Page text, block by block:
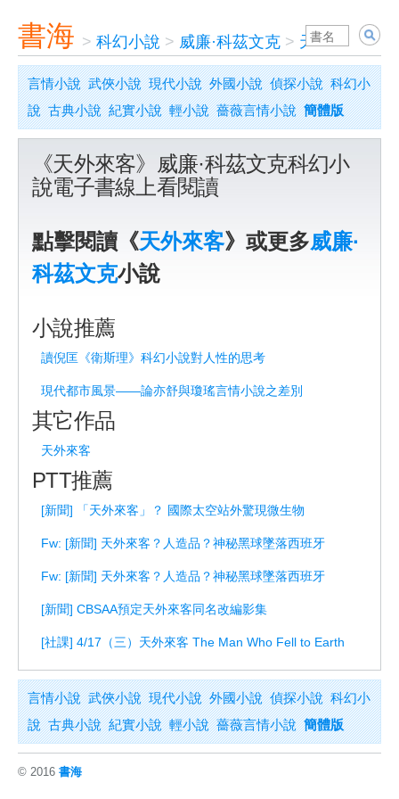
書海 > 科幻小說 > 威廉·科茲文克 > 天外來客
言情小說 武俠小說 現代小說 外國小說 偵探小說 科幻小
說 古典小說 紀實小說 輕小說 薔薇言情小說 簡體版
《天外來客》威廉·科茲文克科幻小
說電子書線上看閱讀
點擊閱讀《天外來客》或更多威廉·
科茲文克小說
小說推薦
讀倪匡《衛斯理》科幻小說對人性的思考
現代都市風景——論亦舒與瓊瑤言情小說之差別
其它作品
天外來客
PTT推薦
[新聞] 「天外來客」？ 國際太空站外驚現微生物
Fw: [新聞] 天外來客？人造品？神秘黑球墜落西班牙
Fw: [新聞] 天外來客？人造品？神秘黑球墜落西班牙
[新聞] CBSAA預定天外來客同名改編影集
[社課] 4/17（三）天外來客 The Man Who Fell to Earth
言情小說 武俠小說 現代小說 外國小說 偵探小說 科幻小
說 古典小說 紀實小說 輕小說 薔薇言情小說 簡體版
© 2016 書海